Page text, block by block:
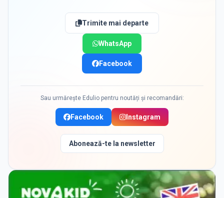
Trimite mai departe
WhatsApp
Facebook
Sau urmărește Edulio pentru noutăți și recomandări:
Facebook Instagram
Abonează-te la newsletter